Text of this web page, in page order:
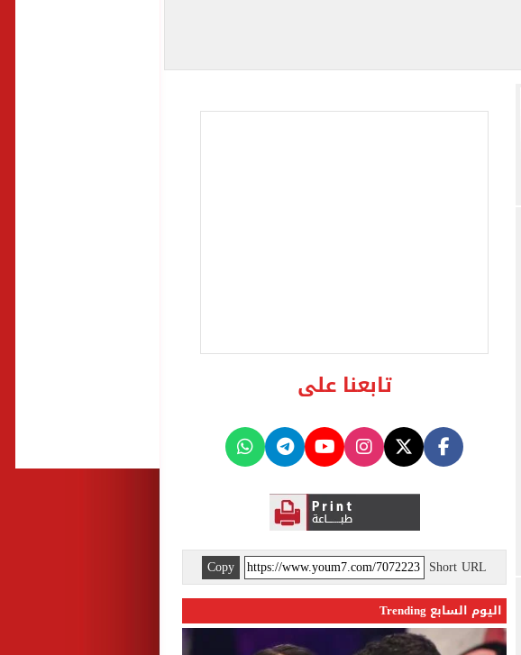
تابعنا على
Short URL
Copy
اليوم السابع Trending